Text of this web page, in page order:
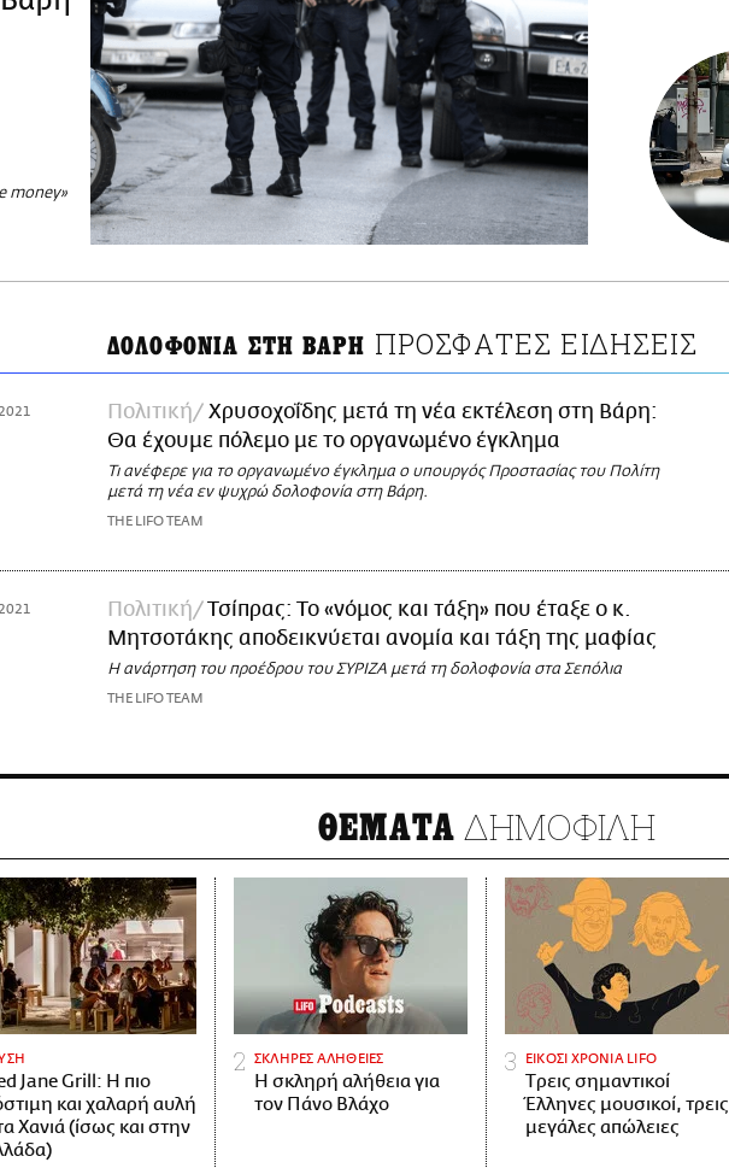
money»
ΔΟΛΟΦΟΝΙΑ ΣΤΗ ΒΑΡΗ ΠΡΟΣΦΑΤΕΣ ΕΙΔΗΣΕΙΣ
Πολιτική
Χρυσοχοΐδης μετά τη νέα εκτέλεση στη Βάρη:
Θα έχουμε πόλεμο με το οργανωμένο έγκλημα
Τι ανέφερε για το οργανωμένο έγκλημα ο υπουργός Προστασίας του Πολίτη
μετά τη νέα εν ψυχρώ δολοφονία στη Βάρη.
THE LIFO TEAM
Πολιτική
Τσίπρας: Το «νόμος και τάξη» που έταξε ο κ.
Μητσοτάκης αποδεικνύεται ανομία και τάξη της μαφίας
Η ανάρτηση του προέδρου του ΣΥΡΙΖΑ μετά τη δολοφονία στα Σεπόλια
THE LIFO TEAM
ΘΕΜΑΤΑ ΔΗΜΟΦΙΛΗ
Jane Grill: Η πιο
και χαλαρή αυλή
Χανιά (ίσως και στην
ΣΚΛΗΡΕΣ ΑΛΗΘΕΙΕΣ
H σκληρή αλήθεια για
τον Πάνο Βλάχο
ΕΙΚΟΣΙ ΧΡΟΝΙΑ LIFO
Tρεις σημαντικοί
Έλληνες μουσικοί, τρεις
μεγάλες απώλειες